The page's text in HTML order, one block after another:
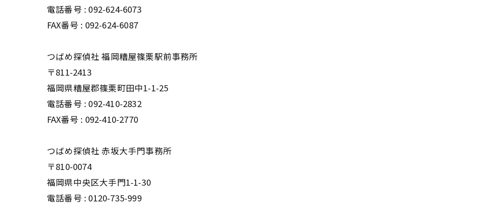
電話番号 : 092-624-6073
FAX番号 : 092-624-6087
つばめ探偵社 福岡糟屋篠栗駅前事務所
〒811-2413
福岡県糟屋郡篠栗町田中1-1-25
電話番号 : 092-410-2832
FAX番号 : 092-410-2770
つばめ探偵社 赤坂大手門事務所
〒810-0074
福岡県中央区大手門1-1-30
電話番号 : 0120-735-999